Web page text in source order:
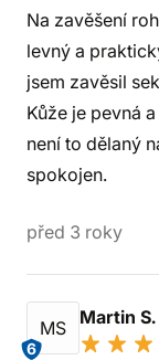
Na zavěšení
levný a
jsem zavěsil
Kůže je pevná
není to dělaný
spokojen.
před 3 roky
MS
6
Martin S.